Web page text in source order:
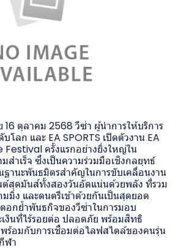
16 ตุลาคม 2568 วีซ่า ผู้นำการให้บริการ
บโลก และ EA SPORTS เปิดตัวงาน EA
Festival ครั้งแรกอย่างยิ่งใหญ่ใน
สำเร็จ ซึ่งเป็นความร่วมมือเชิงกลยุทธ์
ฐานะพันธมิตรสำคัญในการขับเคลื่อนงาน
ต์สุดมันส์ทั้งสองวันอัดแน่นด้วยพลัง ที่รวม
มิ่ง และดนตรีเข้าด้วยกันเป็นสุดยอด
อกย้ำพันธกิจของวีซ่าในการมอบ
งินที่ไร้รอยต่อ ปลอดภัย พร้อมสิทธิ
ร้อมกับการเชื่อมต่อไลฟสไตล์ของคนรุ่น
ฬา